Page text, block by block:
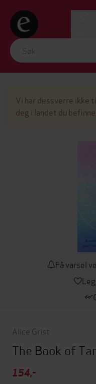
Vi har dessverre ikke
deg i landet du
Få varsel
Alice Grist
The Book of
154,-